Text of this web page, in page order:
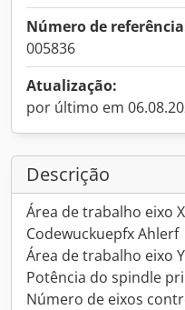
Número de
005836
Atualização:
por último em
Descrição
Área de trabalho eixo
Codewuckuepfx Ahlerf
Área de trabalho eixo
Potência do spindle
Número de eixos